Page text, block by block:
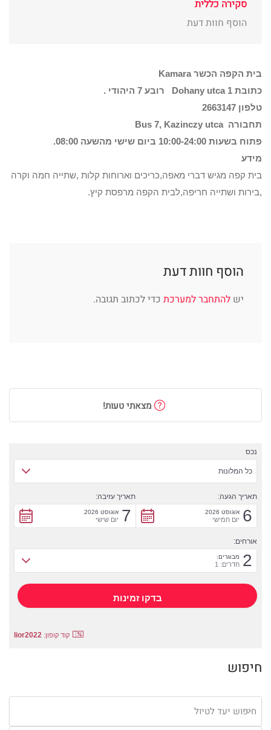
סקירה כללית
הוסף חוות דעת
בית הקפה הכשר Kamara
כתובת Dohany utca 1 רובע 7 היהודי .
טלפון 2663147
תחבורה Bus 7, Kazinczy utca
פתוח בשעות 10:00-24:00 ביום שישי מהשעה 08:00.
מידע
בית קפה מגיש דברי מאפה,כריכים וארוחות קלות ,שתייה חמה וקרה
,בירות ושתייה חריפה,לבית הקפה מרפסת קיץ.
הוסף חוות דעת
יש להתחבר למערכת כדי לכתוב תגובה.
מצאתי טעות!
נכס
כל המלונות
תאריך הגעה:
6 אוגוסט 2026
יום חמישי
תאריך עזיבה:
7 אוגוסט 2026
יום שישי
אורחים:
2 מבוגרים:
חדרים: 1
קוד קופון: lior2022
חיפוש
חיפוש יעד לטיול